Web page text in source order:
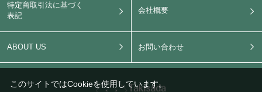
特定商取引法に基づく
表記
会社概要
ABOUT US お問い合わせ
このサイトではCookieを使用しています。